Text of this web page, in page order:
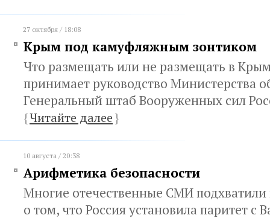
27 октября / 18:08
Крым под камуфляжным зонтиком
Что размещать или не размещать в
принимает руководство Министерства
Генеральный штаб Вооруженных сил
{Читайте далее}
10 августа / 20:38
Арифметика безопасности
Многие отечественные СМИ подхватили
о том, что Россия установила паритет с